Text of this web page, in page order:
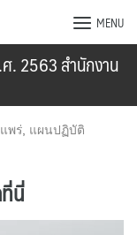
MENU
. 2563 สำนักงาน
พร่ แผนปฏิบัติ
นี่